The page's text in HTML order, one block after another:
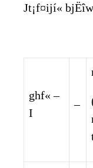
Jt¡f¤ijí«
ghf« –
I
–